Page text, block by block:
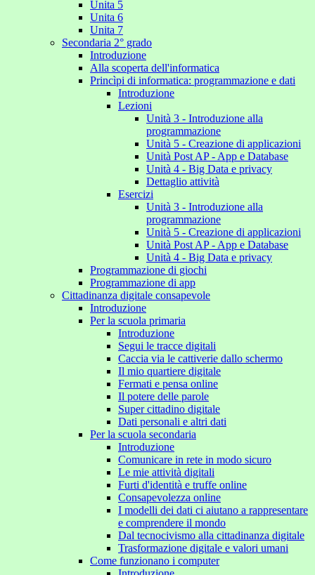
Unita 5
Unita 6
Unita 7
Secondaria 2° grado
Introduzione
Alla scoperta dell'informatica
Princìpi di informatica: programmazione e dati
Introduzione
Lezioni
Unità 3 - Introduzione alla
programmazione
Unità 5 - Creazione di applicazioni
Unità Post AP - App e Database
Unità 4 - Big Data e privacy
Dettaglio attività
Esercizi
Unità 3 - Introduzione alla
programmazione
Unità 5 - Creazione di applicazioni
Unità Post AP - App e Database
Unità 4 - Big Data e privacy
Programmazione di giochi
Programmazione di app
Cittadinanza digitale consapevole
Introduzione
Per la scuola primaria
Introduzione
Segui le tracce digitali
Caccia via le cattiverie dallo schermo
Il mio quartiere digitale
Fermati e pensa online
Il potere delle parole
Super cittadino digitale
Dati personali e altri dati
Per la scuola secondaria
Introduzione
Comunicare in rete in modo sicuro
Le mie attività digitali
Furti d'identità e truffe online
Consapevolezza online
I modelli dei dati ci aiutano a rappresentare
e comprendere il mondo
Dal tecnocivismo alla cittadinanza digitale
Trasformazione digitale e valori umani
Come funzionano i computer